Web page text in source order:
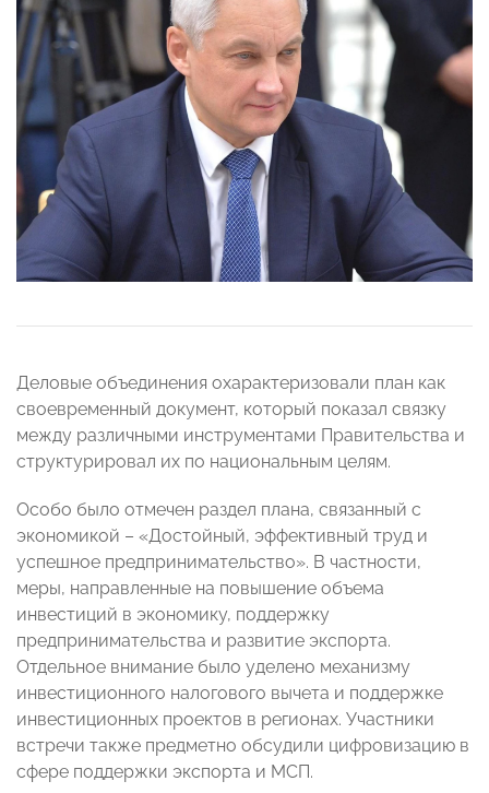
Деловые объединения охарактеризовали план как
своевременный документ, который показал связку
между различными инструментами Правительства и
структурировал их по национальным целям.
Особо было отмечен раздел плана, связанный с
экономикой – «Достойный, эффективный труд и
успешное предпринимательство». В частности,
меры, направленные на повышение объема
инвестиций в экономику, поддержку
предпринимательства и развитие экспорта.
Отдельное внимание было уделено механизму
инвестиционного налогового вычета и поддержке
инвестиционных проектов в регионах. Участники
встречи также предметно обсудили цифровизацию в
сфере поддержки экспорта и МСП.